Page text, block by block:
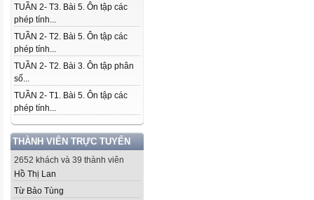
TUẦN 2- T3. Bài 5. Ôn tập các
phép tính...
TUẦN 2- T2. Bài 5. Ôn tập các
phép tính...
TUẦN 2- T2. Bài 3. Ôn tập phân
số...
TUẦN 2- T1. Bài 5. Ôn tập các
phép tính...
THÀNH VIÊN TRỰC TUYẾN
2652 khách và 39 thành viên
Hồ Thị Lan
Từ Bảo Tùng